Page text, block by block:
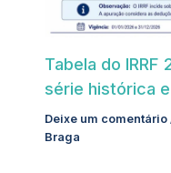
Tabela do IRRF
série histórica
Deixe um comentário
Braga